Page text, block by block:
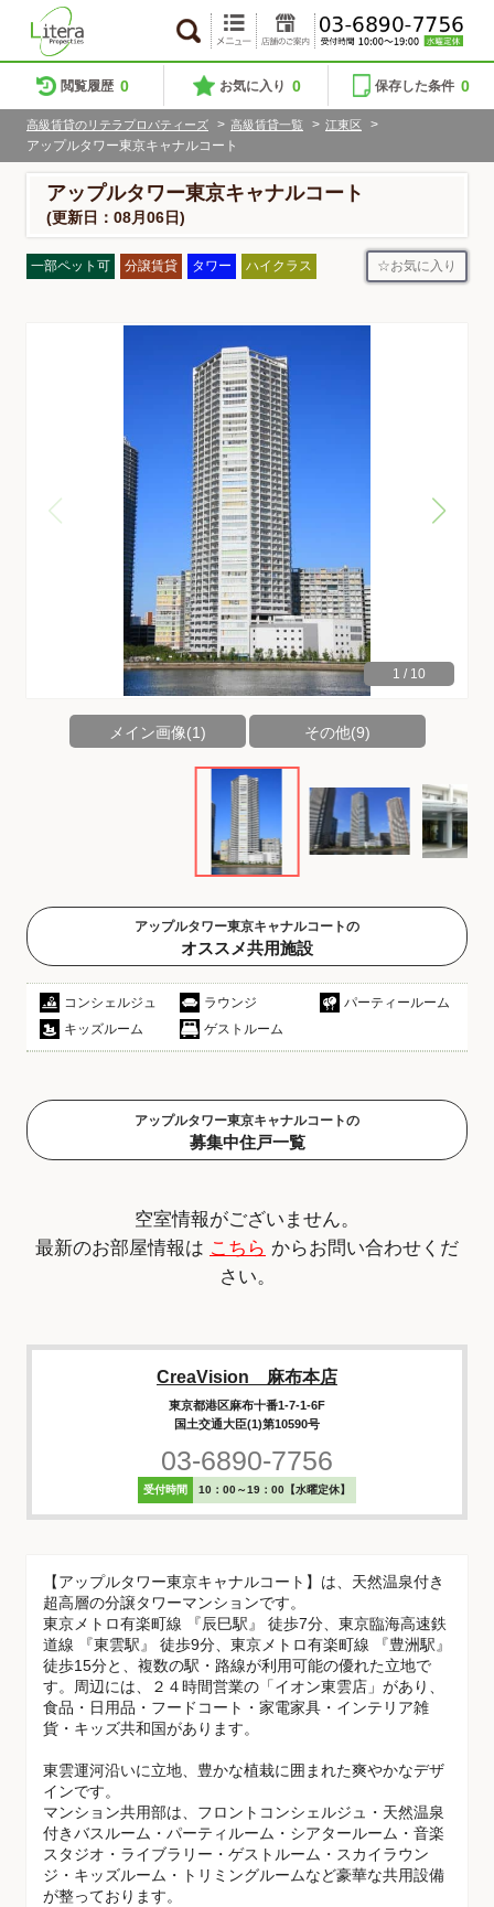
閲覧履歴 0 お気に入り 0 保存した条件 0
高級賃貸のリテラプロパティーズ > 高級賃貸一覧 > 江東区
>
アップルタワー東京キャナルコート
アップルタワー東京キャナルコート
(更新日：08月06日)
一部ペット可 分譲賃貸 タワー ハイクラス お気に入り
1 / 10
メイン画像(1) その他(9)
アップルタワー東京キャナルコートの
オススメ共用施設
コンシェルジュ ラウンジ
パーティールーム
キッズルーム
ゲストルーム
アップルタワー東京キャナルコートの
募集中住戸一覧
空室情報がございません。
最新のお部屋情報は こちら からお問い合わせくだ
さい。
CreaVision 麻布本店
東京都港区麻布十番1-7-1-6F
国土交通大臣(1)第10590号
03-6890-7756
受付時間 10：00～19：00【水曜定休】
【アップルタワー東京キャナルコート】は、天然温泉付き
超高層の分譲タワーマンションです。
東京メトロ有楽町線 『辰巳駅』 徒歩7分、東京臨海高速鉄
道線 『東雲駅』 徒歩9分、東京メトロ有楽町線 『豊洲駅』
徒歩15分と、複数の駅・路線が利用可能の優れた立地で
す。周辺には、２４時間営業の「イオン東雲店」があり、
食品・日用品・フードコート・家電家具・インテリア雑
貨・キッズ共和国があります。
東雲運河沿いに立地、豊かな植栽に囲まれた爽やかなデザ
インです。
マンション共用部は、フロントコンシェルジュ・天然温泉
付きバスルーム・パーティルーム・シアタールーム・音楽
スタジオ・ライブラリー・ゲストルーム・スカイラウン
ジ・キッズルーム・トリミングルームなど豪華な共用設備
が整っております。